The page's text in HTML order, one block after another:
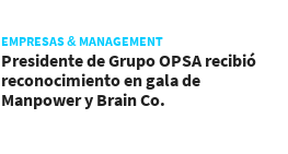
EMPRESAS & MANAGEMENT
Presidente de Grupo OPSA recibió
reconocimiento en gala de
Manpower y Brain Co.